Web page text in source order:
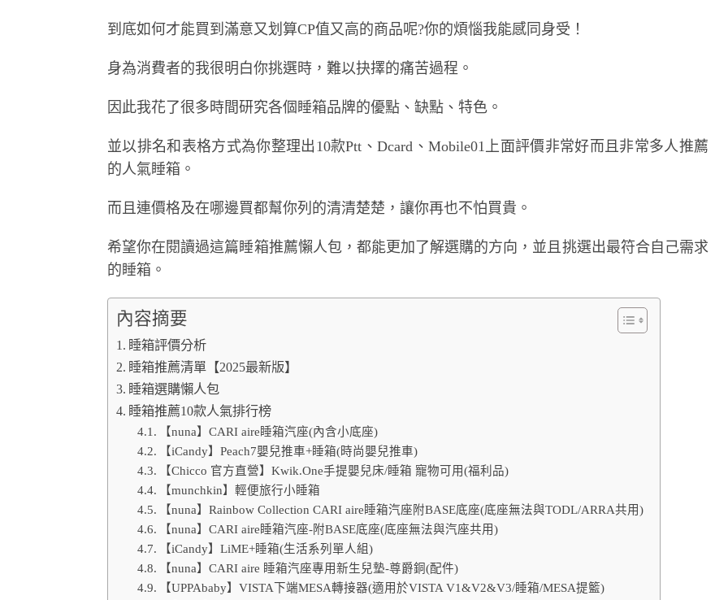
到底如何才能買到滿意又划算CP值又高的商品呢?你的煩惱我能感同身受！
身為消費者的我很明白你挑選時，難以抉擇的痛苦過程。
因此我花了很多時間研究各個睡箱品牌的優點、缺點、特色。
並以排名和表格方式為你整理出10款Ptt、Dcard、Mobile01上面評價非常好而且非常多人推薦
的人氣睡箱。
而且連價格及在哪邊買都幫你列的清清楚楚，讓你再也不怕買貴。
希望你在閱讀過這篇睡箱推薦懶人包，都能更加了解選購的方向，並且挑選出最符合自己需求
的睡箱。
內容摘要
睡箱評價分析
睡箱推薦清單【2025最新版】
睡箱選購懶人包
睡箱推薦10款人氣排行榜
【nuna】CARI aire睡箱汽座(內含小底座)
【iCandy】Peach7嬰兒推車+睡箱(時尚嬰兒推車)
【Chicco 官方直營】Kwik.One手提嬰兒床/睡箱 寵物可用(福利品)
【munchkin】輕便旅行小睡箱
【nuna】Rainbow Collection CARI aire睡箱汽座附BASE底座(底座無法與TODL/ARRA共用)
【nuna】CARI aire睡箱汽座-附BASE底座(底座無法與汽座共用)
【iCandy】LiME+睡箱(生活系列單人組)
【nuna】CARI aire 睡箱汽座專用新生兒墊-尊爵銅(配件)
【UPPAbaby】VISTA下端MESA轉接器(適用於VISTA V1&V2&V3/睡箱/MESA提籃)